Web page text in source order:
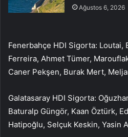
Ağustos 6, 2026
Fenerbahçe HDI Sigorta: Loutai,
Ferreira, Ahmet Tümer,
Caner Pekşen, Burak Mert,
Galatasaray HDI Sigorta:
Baturalp Güngör, Kaan Öztürk,
Hatipoğlu, Selçuk Keskin, Yasin